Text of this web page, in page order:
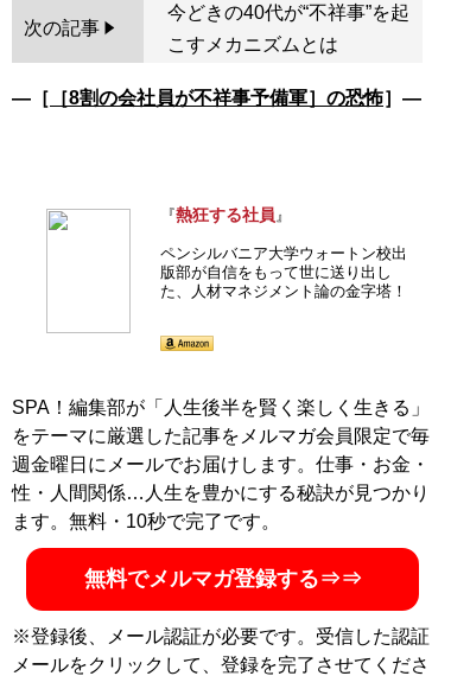
次の記事
今どきの40代が“不祥事”を起
こすメカニズムとは
―［ ［8割の会社員が不祥事予備軍］の恐怖］―
『熱狂する社員 』
ペンシルバニア大学ウォートン校出
版部が自信をもって世に送り出し
た、人材マネジメント論の金字塔！
SPA！編集部が「人生後半を賢く楽しく生きる」
をテーマに厳選した記事をメルマガ会員限定で毎
週金曜日にメールでお届けします。仕事・お金・
性・人間関係…人生を豊かにする秘訣が見つかり
ます。無料・10秒で完了です。
無料でメルマガ登録する⇒⇒
※登録後、メール認証が必要です。受信した認証
メールをクリックして、登録を完了させてくださ